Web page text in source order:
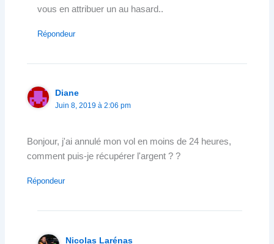
vous en attribuer un au hasard..
Répondeur
Diane
Juin 8, 2019 à 2:06 pm
Bonjour, j'ai annulé mon vol en moins de 24 heures,
comment puis-je récupérer l'argent ? ?
Répondeur
Nicolas Larénas